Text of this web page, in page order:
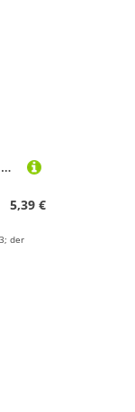
LLINthy
LLINthy Fischereischwimmer Und Bobbers Gewichtete Bojen Poping Korken Rigs Für Ozeane Boote Fischend Schweben Und
5,39 €
der